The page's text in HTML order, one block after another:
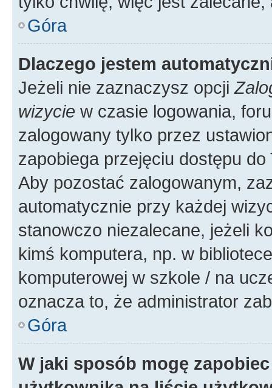
Góra
Dlaczego jestem
Jeżeli nie zaznaczysz opcji
wizycie w czasie logowania,
zalogowany tylko przez
zapobiega przejęciu dostępu
Aby pozostać zalogowanym,
automatycznie przy każdej
stanowczo niezalecane, jeżeli
kimś komputera, np. w
komputerowej w szkole / na
oznacza to, że administrator
Góra
W jaki sposób mogę